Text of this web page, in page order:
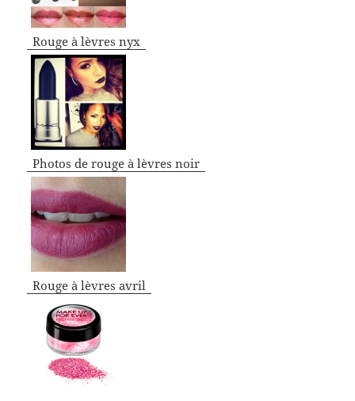
Rouge à lèvres nyx
Photos de rouge à lèvres noir
Rouge à lèvres avril